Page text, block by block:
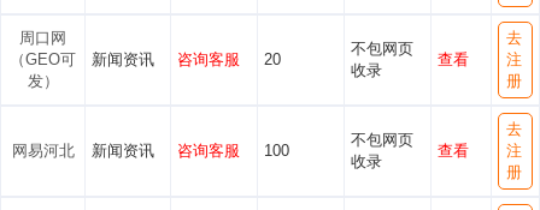
周口网
（GEO可
发）
新闻资讯 咨询客服 20
不包网页
收录
查看
去
注
册
网易河北 新闻资讯 咨询客服 100
不包网页
收录
查看
去
注
册